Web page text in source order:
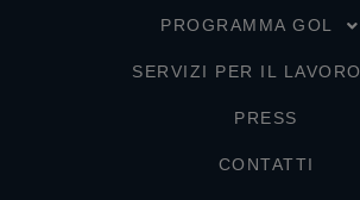
PROGRAMMA GOL
SERVIZI PER IL LAVORO
PRESS
CONTATTI